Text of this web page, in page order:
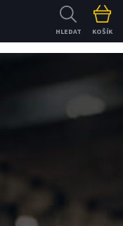
HLEDAT KOŠÍK